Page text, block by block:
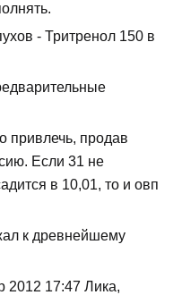
- Тритренол 150 в
привлечь, продав
Если 31 не
в 10,01, то и овп
к древнейшему
2012 17:47 Лика,